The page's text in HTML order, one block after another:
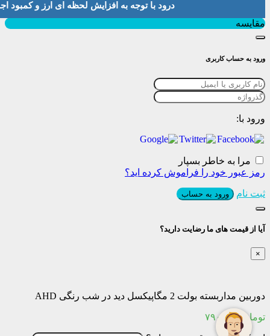
درود با توجه به افزایش لحظه ای ارز و کمبود اجناس لطفا موجودی
مقایسه
ورود به حساب کاربری
ورود با:
مرا به خاطر بسپار
رمز عبور خود را فراموش کرده اید؟
ثبت نام ورود به حساب
آیا از قیمت های ما رضایت دارید؟
×
دوربین مداربسته بولت 2 مگاپیکسل دید در شب رنگی AHD
تومان۷۹۰,۰۰۰